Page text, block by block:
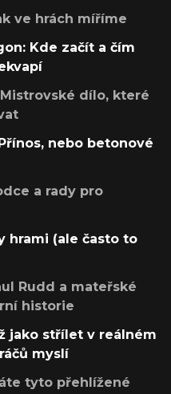
ve hrách míříme
Kde začít a čím
dílo, které
nebo betonové
a rady pro
hrami (ale často to
Rudd a mateřské
historie
jako střílet v reálném
myslí
tyto přehlížené